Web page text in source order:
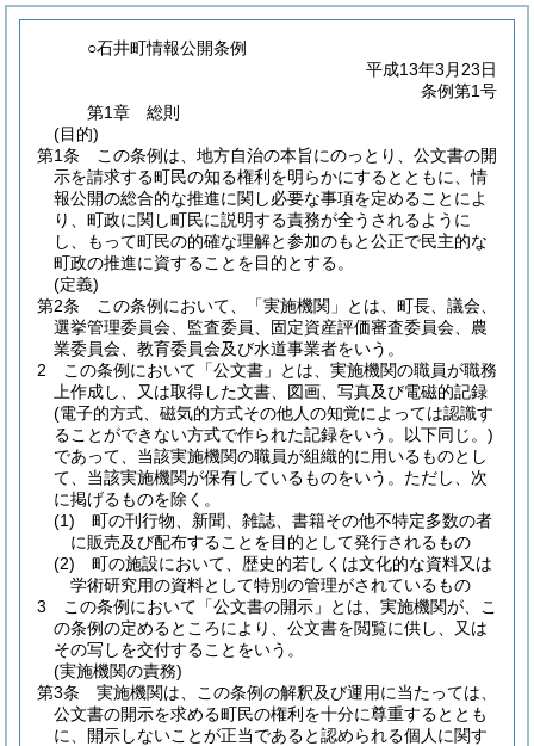
○石井町情報公開条例
平成13年3月23日
条例第1号
第1章
総則
(目的)
第1条
この条例は、地方自治の本旨にのっとり、公文書の開
示を請求する町民の知る権利を明らかにするとともに、情
報公開の総合的な推進に関し必要な事項を定めることによ
り、町政に関し町民に説明する責務が全うされるように
し、もって町民の的確な理解と参加のもと公正で民主的な
町政の推進に資することを目的とする。
(定義)
第2条
この条例において、「実施機関」とは、町長、議会、
選挙管理委員会、監査委員、固定資産評価審査委員会、農
業委員会、教育委員会及び水道事業者をいう。
2
この条例において「公文書」とは、実施機関の職員が職務
上作成し、又は取得した文書、図画、写真及び電磁的記録
(電子的方式、磁気的方式その他人の知覚によっては認識す
ることができない方式で作られた記録をいう。以下同じ。)
であって、当該実施機関の職員が組織的に用いるものとし
て、当該実施機関が保有しているものをいう。 ただし、次
に掲げるものを除く。
(1)
町の刊行物、新聞、雑誌、書籍その他不特定多数の者
に販売及び配布することを目的として発行されるもの
(2)
町の施設において、歴史的若しくは文化的な資料又は
学術研究用の資料として特別の管理がされているもの
3
この条例において「公文書の開示」とは、実施機関が、こ
の条例の定めるところにより、公文書を閲覧に供し、又は
その写しを交付することをいう。
(実施機関の責務)
第3条
実施機関は、この条例の解釈及び運用に当たっては、
公文書の開示を求める町民の権利を十分に尊重するととも
に、開示しないことが正当であると認められる個人に関す